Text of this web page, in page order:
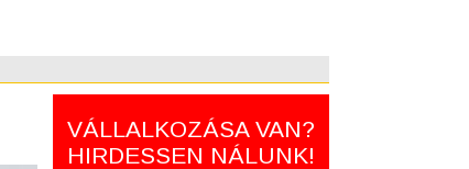
VÁLLALKOZÁSA VAN?
HIRDESSEN NÁLUNK!